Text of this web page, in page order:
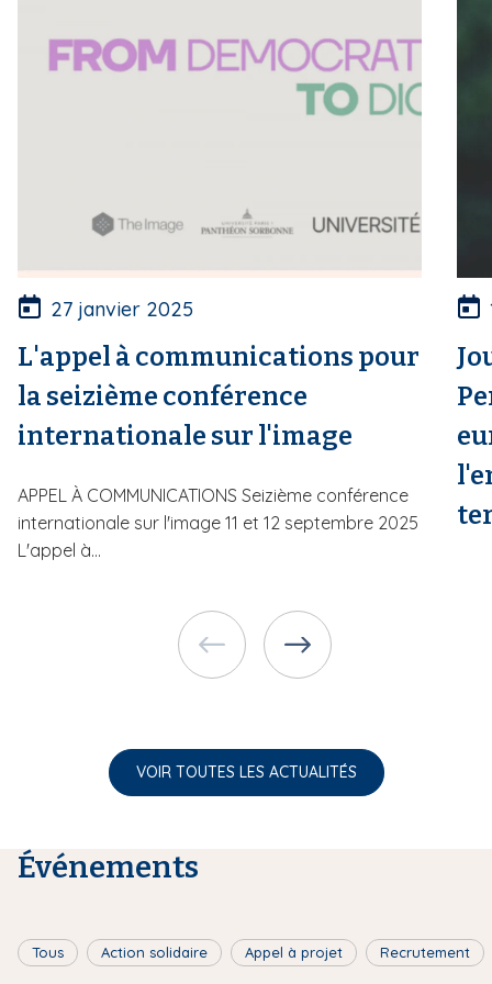
27 janvier 2025
L'appel à communications pour
la seizième conférence
internationale sur l'image
APPEL À COMMUNICATIONS Seizième conférence
internationale sur l'image 11 et 12 septembre 2025
L'appel à...
VOIR TOUTES LES ACTUALITÉS
Événements
Tous Action solidaire Appel à projet Recrutement